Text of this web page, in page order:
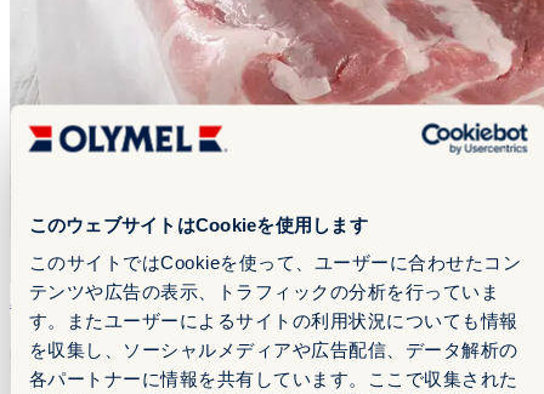
このウェブサイトはCookieを使用します
このサイトではCookieを使って、ユーザーに合わせたコン
テンツや広告の表示、トラフィックの分析を行っていま
す。またユーザーによるサイトの利用状況についても情報
を収集し、ソーシャルメディアや広告配信、データ解析の
各パートナーに情報を共有しています。ここで収集された
バラ バラ